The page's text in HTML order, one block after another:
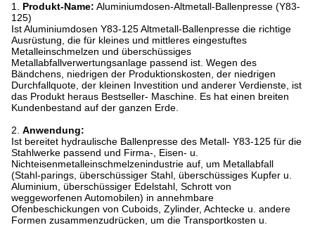
1. Produkt-Name: Aluminiumdosen-Altmetall-Ballenpresse (Y83-
125)
Ist Aluminiumdosen Y83-125 Altmetall-Ballenpresse die richtige
Ausrüstung, die für kleines und mittleres eingestuftes
Metalleinschmelzen und überschüssiges
Metallabfallverwertungsanlage passend ist. Wegen des
Bändchens, niedrigen der Produktionskosten, der niedrigen
Durchfallquote, der kleinen Investition und anderer Verdienste, ist
das Produkt heraus Bestseller- Maschine. Es hat einen breiten
Kundenbestand auf der ganzen Erde.
2. Anwendung:
Ist bereitet hydraulische Ballenpresse des Metall- Y83-125 für die
Stahlwerke passend und Firma-, Eisen- u.
Nichteisenmetalleinschmelzenindustrie auf, um Metallabfall
(Stahl-parings, überschüssiger Stahl, überschüssiges Kupfer u.
Aluminium, überschüssiger Edelstahl, Schrott von
weggeworfenen Automobilen) in annehmbare
Ofenbeschickungen von Cuboids, Zylinder, Achtecke u. andere
Formen zusammenzudrücken, um die Transportkosten u.